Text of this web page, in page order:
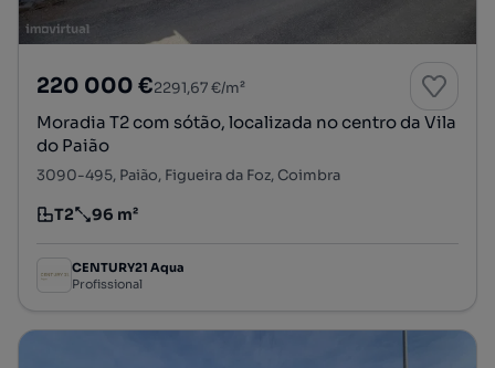
220 000 €2291,67 €/m²
Moradia T2 com sótão, localizada no centro da Vila
do Paião
3090-495, Paião, Figueira da Foz, Coimbra
Tipologia
T2
Preço por metro quadrado
96 m²
CENTURY21 Aqua
Profissional